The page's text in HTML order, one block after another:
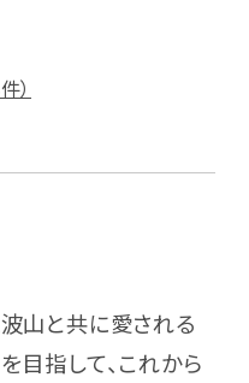
）
山と共に愛される
目指して、これから